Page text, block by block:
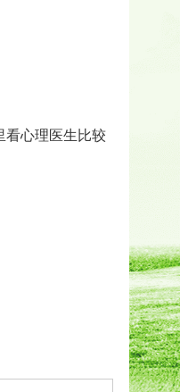
看心理医生比较